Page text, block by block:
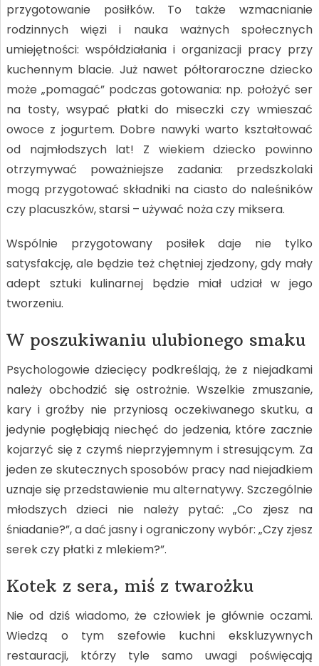
przygotowanie posiłków. To także wzmacnianie
rodzinnych więzi i nauka ważnych społecznych
umiejętności: współdziałania i organizacji pracy przy
kuchennym blacie. Już nawet półtoraroczne dziecko
może „pomagać” podczas gotowania: np. położyć ser
na tosty, wsypać płatki do miseczki czy wmieszać
owoce z jogurtem. Dobre nawyki warto kształtować
od najmłodszych lat! Z wiekiem dziecko powinno
otrzymywać poważniejsze zadania: przedszkolaki
mogą przygotować składniki na ciasto do naleśników
czy placuszków, starsi – używać noża czy miksera.
Wspólnie przygotowany posiłek daje nie tylko
satysfakcję, ale będzie też chętniej zjedzony, gdy mały
adept sztuki kulinarnej będzie miał udział w jego
tworzeniu.
W poszukiwaniu ulubionego smaku
Psychologowie dziecięcy podkreślają, że z niejadkami
należy obchodzić się ostrożnie. Wszelkie zmuszanie,
kary i groźby nie przyniosą oczekiwanego skutku, a
jedynie pogłębiają niechęć do jedzenia, które zacznie
kojarzyć się z czymś nieprzyjemnym i stresującym. Za
jeden ze skutecznych sposobów pracy nad niejadkiem
uznaje się przedstawienie mu alternatywy. Szczególnie
młodszych dzieci nie należy pytać: „Co zjesz na
śniadanie?”, a dać jasny i ograniczony wybór: „Czy zjesz
serek czy płatki z mlekiem?”.
Kotek z sera, miś z twarożku
Nie od dziś wiadomo, że człowiek je głównie oczami.
Wiedzą o tym szefowie kuchni ekskluzywnych
restauracji, którzy tyle samo uwagi poświęcają